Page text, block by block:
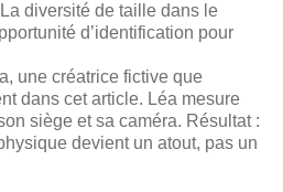
diversité de taille dans le
d’identification pour
une créatrice fictive que
dans cet article. Léa mesure
siège et sa caméra. Résultat :
devient un atout, pas un